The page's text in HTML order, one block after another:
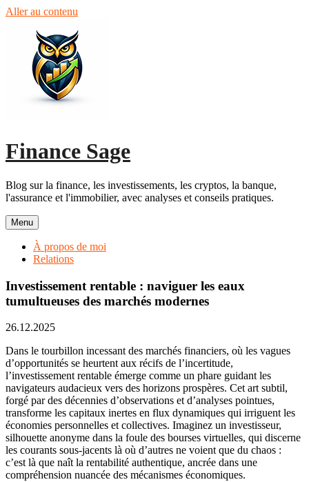
Aller au contenu
Finance Sage
Blog sur la finance, les investissements, les cryptos, la banque,
l'assurance et l'immobilier, avec analyses et conseils pratiques.
Menu
À propos de moi
Relations
Investissement rentable : naviguer les eaux
tumultueuses des marchés modernes
26.12.2025
Dans le tourbillon incessant des marchés financiers, où les vagues
d’opportunités se heurtent aux récifs de l’incertitude,
l’investissement rentable émerge comme un phare guidant les
navigateurs audacieux vers des horizons prospères. Cet art subtil,
forgé par des décennies d’observations et d’analyses pointues,
transforme les capitaux inertes en flux dynamiques qui irriguent les
économies personnelles et collectives. Imaginez un investisseur,
silhouette anonyme dans la foule des bourses virtuelles, qui discerne
les courants sous-jacents là où d’autres ne voient que du chaos :
c’est là que naît la rentabilité authentique, ancrée dans une
compréhension nuancée des mécanismes économiques.